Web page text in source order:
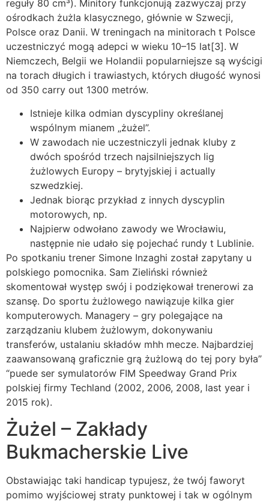
reguły 80 cm³). Minitory funkcjonują zazwyczaj przy
ośrodkach żużla klasycznego, głównie w Szwecji,
Polsce oraz Danii. W treningach na minitorach t Polsce
uczestniczyć mogą adepci w wieku 10–15 lat[3]. W
Niemczech, Belgii we Holandii popularniejsze są wyścigi
na torach długich i trawiastych, których długość wynosi
od 350 carry out 1300 metrów.
Istnieje kilka odmian dyscypliny określanej
wspólnym mianem „żużel”.
W zawodach nie uczestniczyli jednak kluby z
dwóch spośród trzech najsilniejszych lig
żużlowych Europy – brytyjskiej i actually
szwedzkiej.
Jednak biorąc przykład z innych dyscyplin
motorowych, np.
Najpierw odwołano zawody we Wrocławiu,
następnie nie udało się pojechać rundy t Lublinie.
Po spotkaniu trener Simone Inzaghi został zapytany u
polskiego pomocnika. Sam Zieliński również
skomentował występ swój i podziękował trenerowi za
szansę. Do sportu żużlowego nawiązuje kilka gier
komputerowych. Managery – gry polegające na
zarządzaniu klubem żużlowym, dokonywaniu
transferów, ustalaniu składów mhh mecze. Najbardziej
zaawansowaną graficznie grą żużlową do tej pory była”
“puede ser symulatorów FIM Speedway Grand Prix
polskiej firmy Techland (2002, 2006, 2008, last year i
2015 rok).
Żużel – Zakłady
Bukmacherskie Live
Obstawiając taki handicap typujesz, że twój faworyt
pomimo wyjściowej straty punktowej i tak w ogólnym